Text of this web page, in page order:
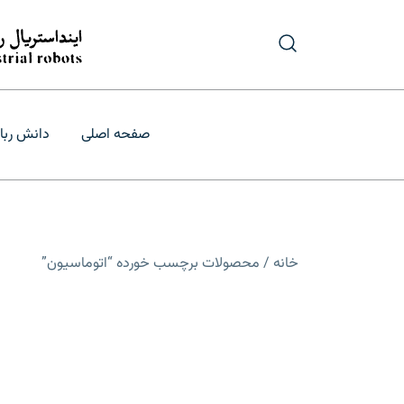
فروش و
درگاه تأمین و
صفحه اصلی دانش
خانه / محصولات برچسب خورده “اتوماسیون”